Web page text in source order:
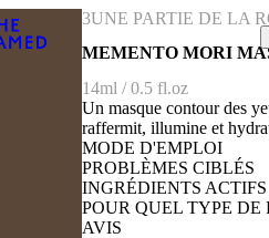
3UNE PARTIE DE LA
MEMENTO MORI
14ml / 0.5 fl.oz
Un masque contour des
raffermit, illumine et
MODE D'EMPLOI
PROBLÈMES CIBLÉS
INGRÉDIENTS ACTIFS
POUR QUEL TYPE
AVIS